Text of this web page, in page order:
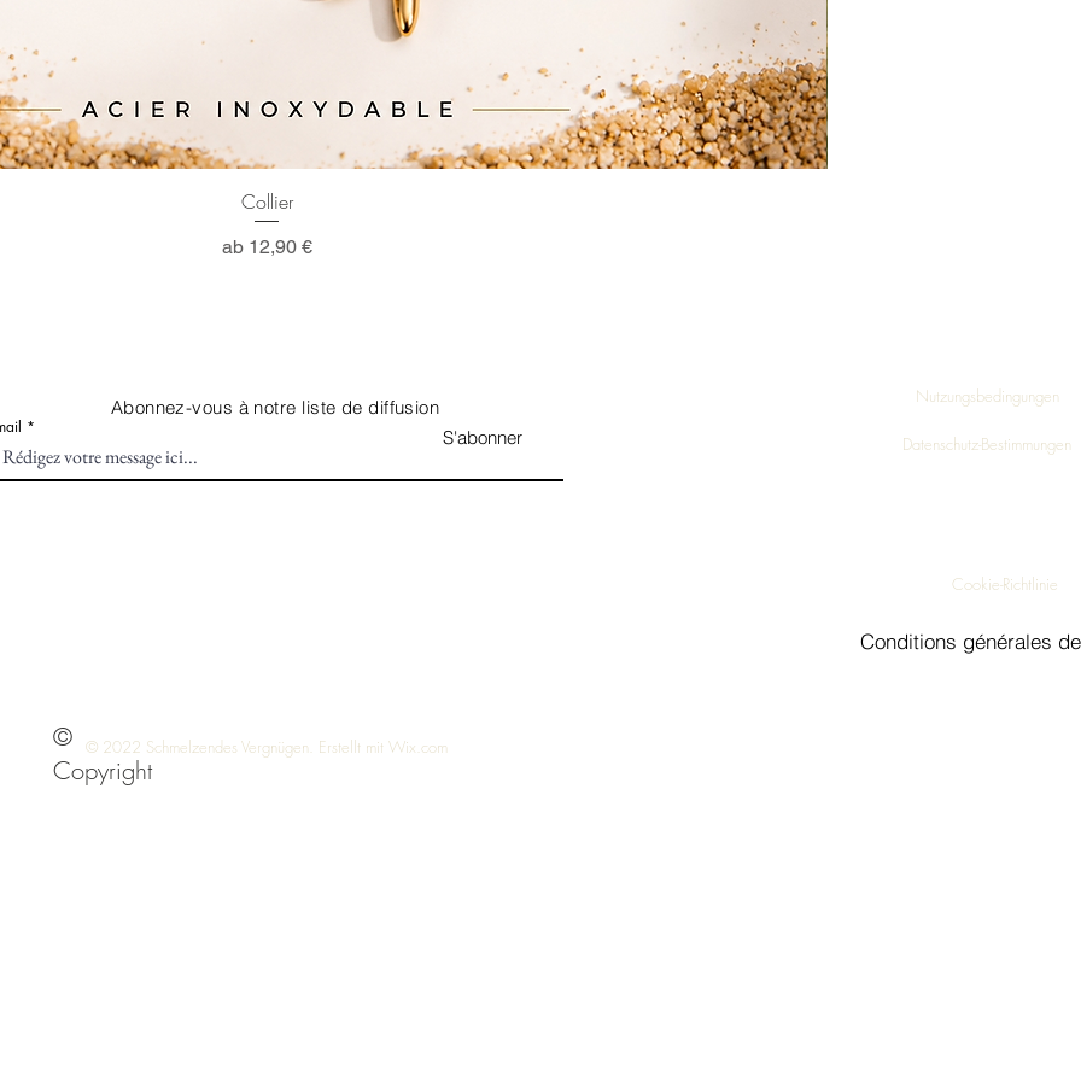
Schnellansicht
Collier
ab 12,90 €
Sale-Preis
Abonnez-vous à notre liste de diffusion
S'abonner
Nutzungsbedingungen
Datenschutz-Bestimmungen
Cookie-Richtlinie
Conditions générales
©
Copyright
© 2022 Schmelzendes Vergnügen. Erstellt mit Wix.com